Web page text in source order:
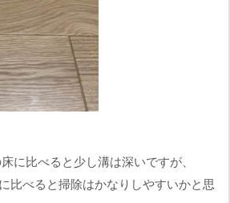
に比べると少し溝は深いですが、
比べると掃除はかなりしやすいかと思